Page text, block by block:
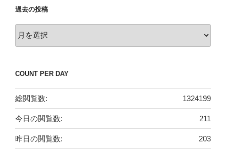
過去の投稿
過
稿
COUNT PER DAY
1324199
総閲覧数:
211
今日の閲覧数:
203
昨日の閲覧数: